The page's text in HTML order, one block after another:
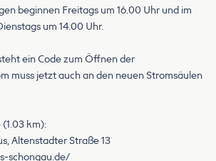
beginnen Freitags um 16.00 Uhr und im
um 14.00 Uhr.
ein Code zum Öffnen der
muss jetzt auch an den neuen Stromsäulen
km):
Altenstadter Straße 13
schongau.de/